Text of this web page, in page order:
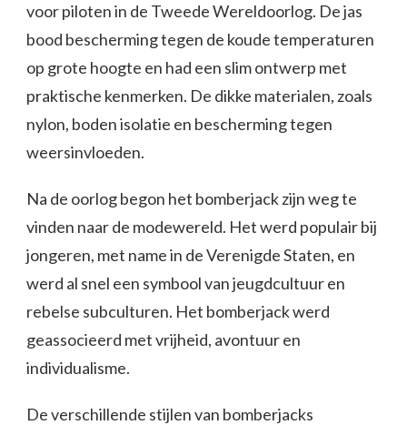
voor piloten in de Tweede Wereldoorlog. De jas
bood bescherming tegen de koude temperaturen
op grote hoogte en had een slim ontwerp met
praktische kenmerken. De dikke materialen, zoals
nylon, boden isolatie en bescherming tegen
weersinvloeden.
Na de oorlog begon het bomberjack zijn weg te
vinden naar de modewereld. Het werd populair bij
jongeren, met name in de Verenigde Staten, en
werd al snel een symbool van jeugdcultuur en
rebelse subculturen. Het bomberjack werd
geassocieerd met vrijheid, avontuur en
individualisme.
De verschillende stijlen van bomberjacks